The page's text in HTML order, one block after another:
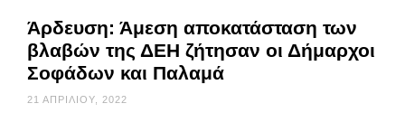
Άρδευση: Άμεση αποκατάσταση των
βλαβών της ΔΕΗ ζήτησαν οι Δήμαρχοι
Σοφάδων και Παλαμά
21 ΑΠΡΙΛΊΟΥ, 2022